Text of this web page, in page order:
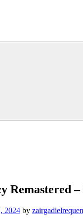
Remastered
2024 by